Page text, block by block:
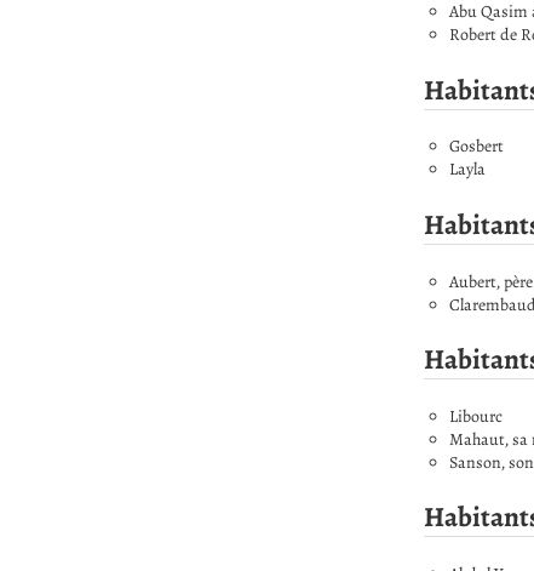
Abu Qasim
Robert de
Gosbert
Layla
Aubert,
Libourc
Mahaut, sa
Sanson,